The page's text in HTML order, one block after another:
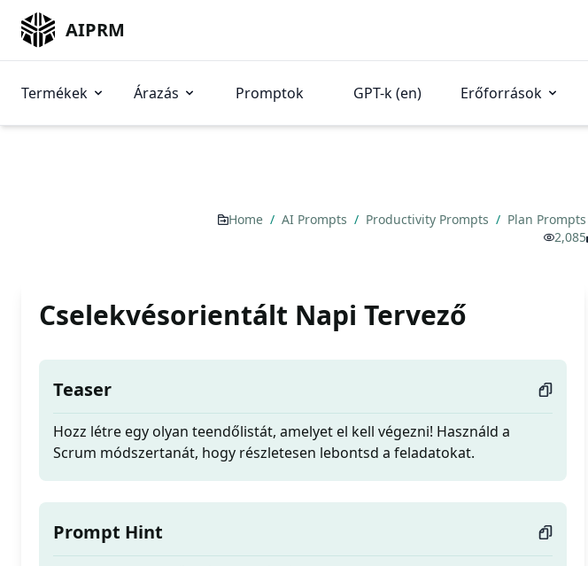
AIPRM
Termékek Árazás Promptok GPT-k (en) Erőforrások
Home / AI Prompts / Productivity Prompts / Plan Prompts
2,085
Cselekvésorientált Napi Tervező
Teaser
Hozz létre egy olyan teendőlistát, amelyet el kell végezni! Használd a
Scrum módszertanát, hogy részletesen lebontsd a feladatokat.
Prompt Hint